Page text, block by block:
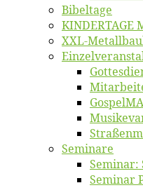
Bi­bel­ta­ge
KINDERTAGE
XXL-
Se­mi­na­re
Se­mi­nar:
Se­mi­nar